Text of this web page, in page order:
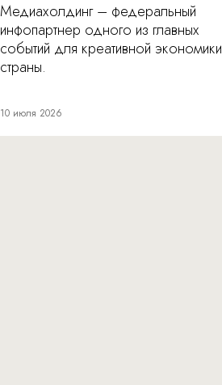
Медиахолдинг – федеральный
инфопартнер одного из главных
событий для креативной экономики
страны.
10 июля 2026